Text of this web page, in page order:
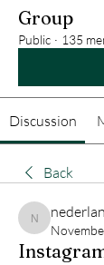
Group
Public · 135
Discussion
Back